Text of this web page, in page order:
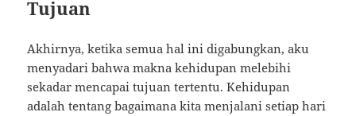
Tujuan
Akhirnya, ketika semua hal ini digabungkan, aku
menyadari bahwa makna kehidupan melebihi
sekadar mencapai tujuan tertentu. Kehidupan
adalah tentang bagaimana kita menjalani setiap hari